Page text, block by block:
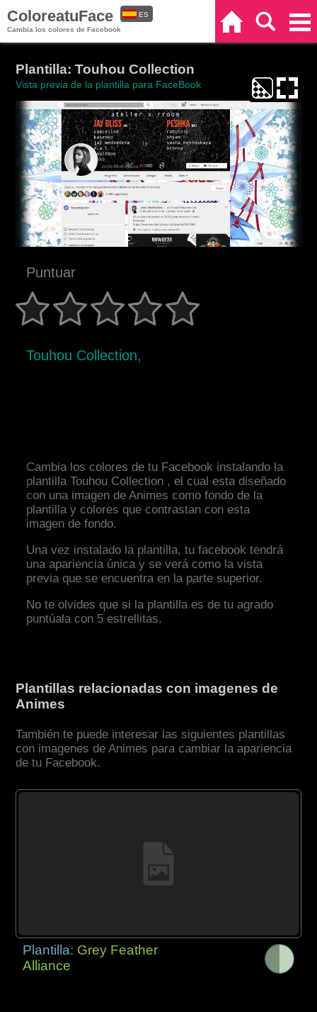
ColoreatuFace
Cambia los colores de Facebook
ES
Plantilla: Touhou Collection
Vista previa de la plantilla para FaceBook
Puntuar
Touhou Collection,
Cambia los colores de tu Facebook instalando la
plantilla Touhou Collection , el cual esta diseñado
con una imagen de Animes como fondo de la
plantilla y colores que contrastan con esta
imagen de fondo.
Una vez instalado la plantilla, tu facebook tendrá
una apariencia única y se verá como la vista
previa que se encuentra en la parte superior.
No te olvides que si la plantilla es de tu agrado
puntúala con 5 estrellitas.
Plantillas relacionadas con imagenes de
Animes
También te puede interesar las siguientes plantillas
con imagenes de Animes para cambiar la apariencia
de tu Facebook.
Plantilla: Grey Feather
Alliance